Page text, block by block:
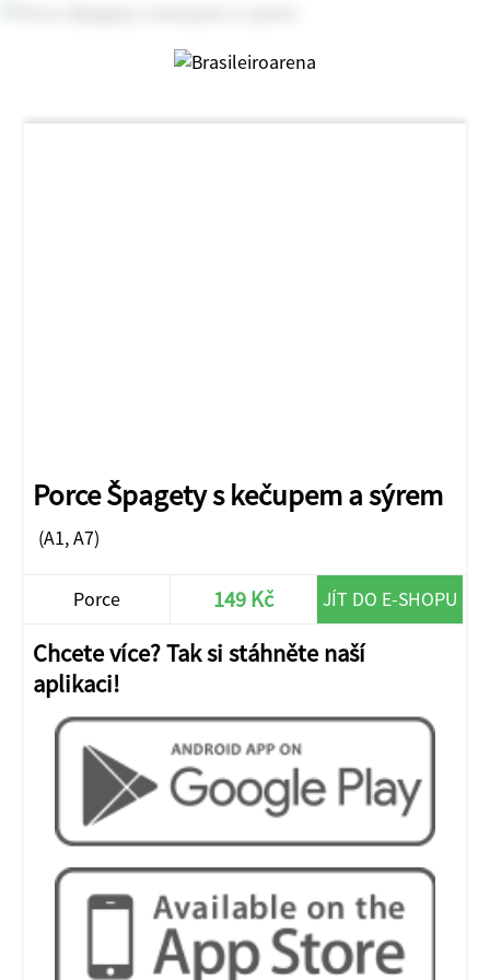
Porce Špagety s kečupem a sýrem
(A1, A7)
Porce 149 Kč JÍT DO E-SHOPU
Chcete více? Tak si stáhněte naší
aplikaci!